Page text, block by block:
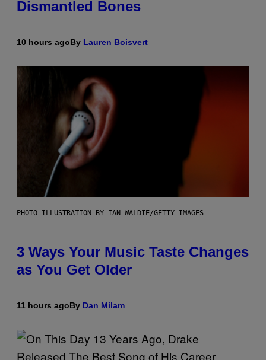
Dismantled Bones
10 hours agoBy Lauren Boisvert
PHOTO ILLUSTRATION BY IAN WALDIE/GETTY IMAGES
3 Ways Your Music Taste Changes
as You Get Older
11 hours agoBy Dan Milam